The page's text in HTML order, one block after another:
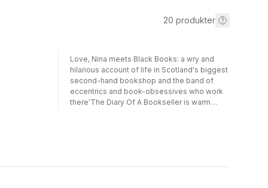
20 produkter
Love, Nina meets Black Books: a wry and
hilarious account of life in Scotland's biggest
second-hand bookshop and the band of
eccentrics and book-obsessives who work
there'The Diary Of A Bookseller is warm
eccentricities of ordinary people ... I urge you